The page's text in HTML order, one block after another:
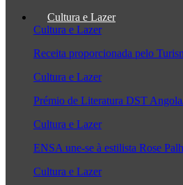
Cultura e Lazer
Cultura e Lazer
Receita proporcionada pelo
Cultura e Lazer
Prémio de Literatura DST
Cultura e Lazer
ENSA une-se à estilista Rose
Cultura e Lazer